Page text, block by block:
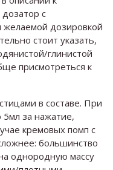
с
дозировкой
стоит указать,
глинистой
присмотреться к
в составе. При
за нажатие,
кремовых помп с
большинство
однородную массу